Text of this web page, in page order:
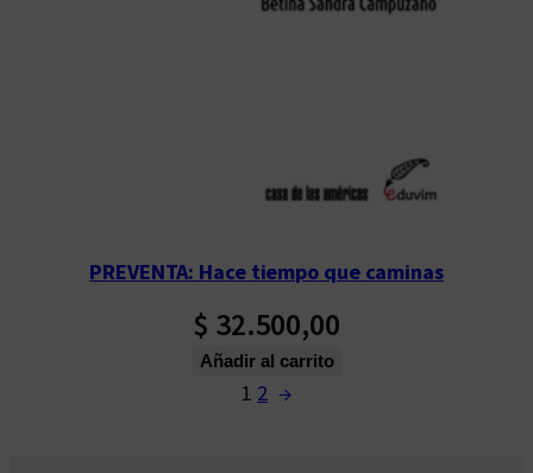
PREVENTA: Hace tiempo que caminas
$ 32.500,00
Añadir al carrito
1 2 →